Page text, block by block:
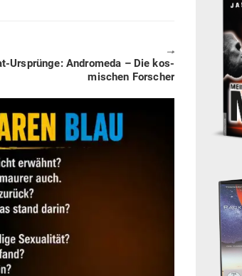
🠖
Ursprünge: Andromeda – Die kos­
mi­schen Forscher